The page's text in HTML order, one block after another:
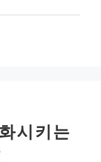
시키는